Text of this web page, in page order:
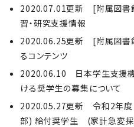
2020.07.01更新 [附属図書
習・研究支援情報
2020.06.25更新 [附属図書
るコンテンツ
2020.06.10 日本学生支援
ける奨学生の募集について
2020.05.27更新 令和2年度
部) 給付奨学生 (家計急変採